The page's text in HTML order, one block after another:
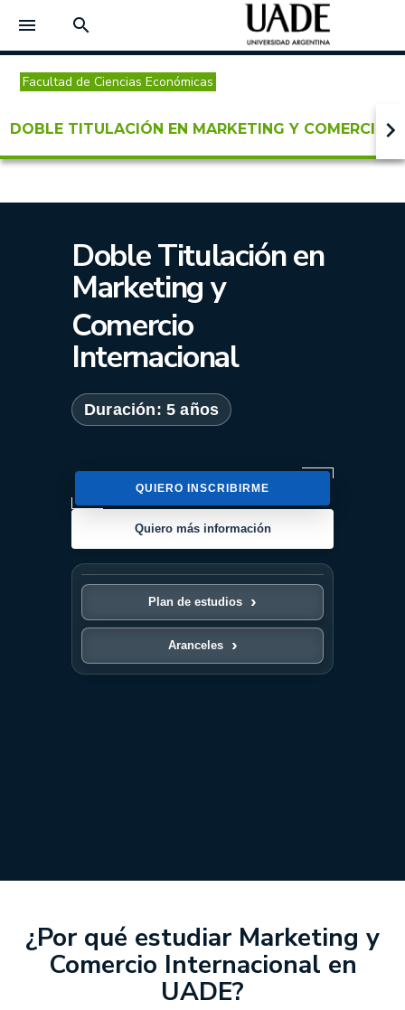
menu search
Facultad de Ciencias Económicas
DOBLE TITULACIÓN EN MARKETING Y COMERCIOkeyboard_arrow_right
Doble Titulación en
Marketing y
Comercio
Internacional
Duración: 5 años
QUIERO INSCRIBIRME
Quiero más información
Plan de estudios
Aranceles
¿Por qué estudiar Marketing y
Comercio Internacional en
UADE?